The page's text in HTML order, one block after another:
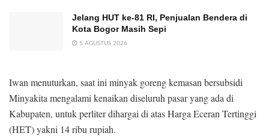
Jelang HUT ke-81 RI, Penjualan Bendera di
Kota Bogor Masih Sepi
5 AGUSTUS 2026
Iwan menuturkan, saat ini minyak goreng kemasan bersubsidi
Minyakita mengalami kenaikan diseluruh pasar yang ada di
Kabupaten, untuk perliter dihargai di atas Harga Eceran Tertinggi
(HET) yakni 14 ribu rupiah.